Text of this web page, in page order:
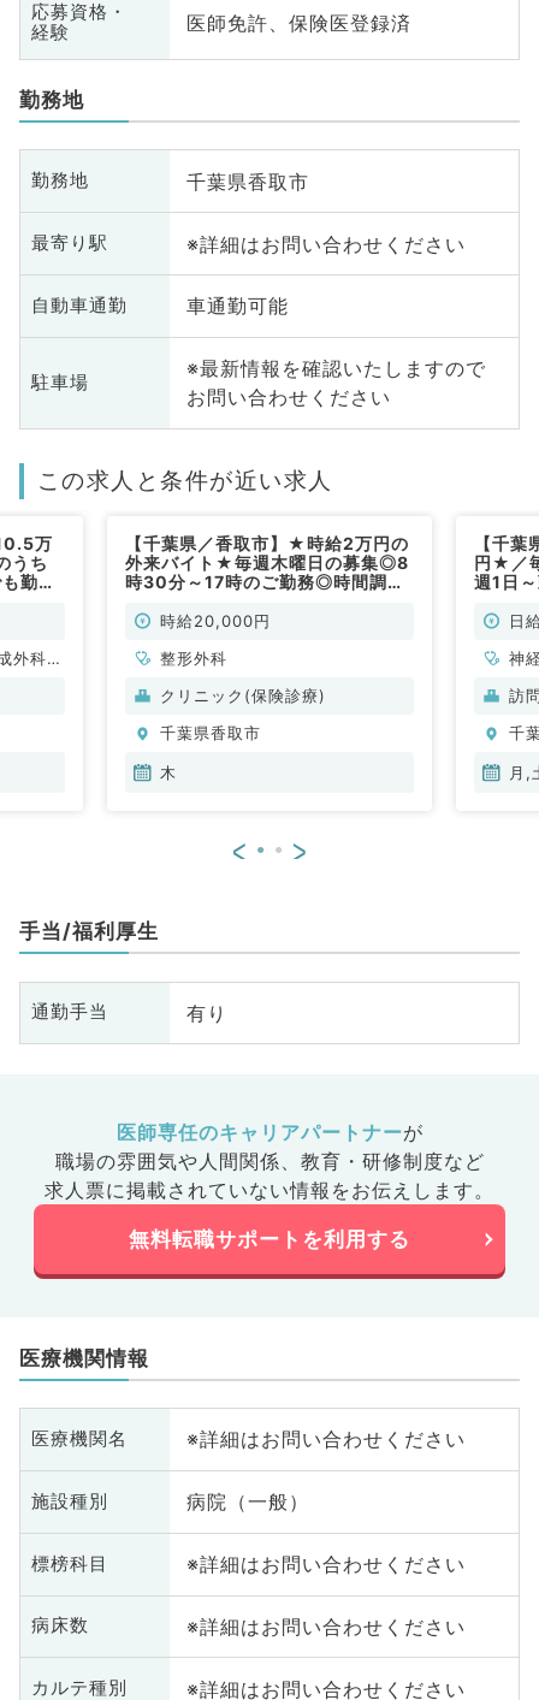
応募資格・
経験
医師免許、保険医登録済
勤務地
勤務地 千葉県香取市
最寄り駅 ※詳細はお問い合わせください
自動車通勤 車通勤可能
駐車場
※最新情報を確認いたしますので
お問い合わせください
この求人と条件が近い求人
万
うち
勤務
外科、
【千葉県／香取市】★時給2万円の
外来バイト★毎週木曜日の募集◎8
時30分～17時のご勤務◎時間調整
時給20,000円
整形外科
クリニック(保険診療)
千葉県香取市
木
【千
円★／
週1日
勤） 日
神
脳
般
科
訪
千
月,
< >
手当/福利厚生
通勤手当 有り
医師専任のキャリアパートナーが
職場の雰囲気や人間関係、 教育・研修制度など
求人票に掲載されていない情報をお伝えします。
無料転職サポートを利用する
医療機関情報
医療機関名 ※詳細はお問い合わせください
施設種別 病院（一般）
標榜科目 ※詳細はお問い合わせください
病床数 ※詳細はお問い合わせください
カルテ種別 ※詳細はお問い合わせください